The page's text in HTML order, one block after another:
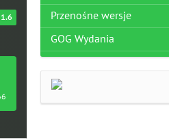
1.6
Przenośne wersje
GOG Wydania